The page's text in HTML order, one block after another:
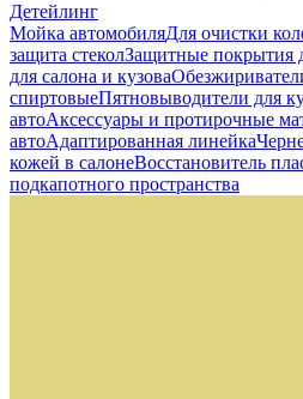
Детейлинг
Мойка автомобиляДля очистки
защита стеколЗащитные покрытия
для салона и кузова
спиртовыеПятновыводители для
автоАксессуары и протирочные
автоАдаптированная линейка
кожей в салонеВосстановитель
подкапотного пространства